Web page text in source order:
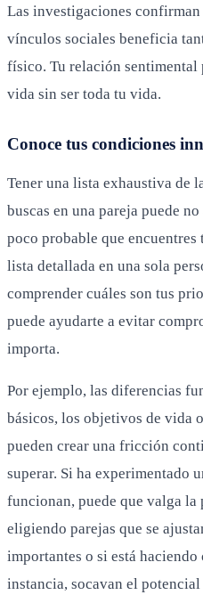
Las investigaciones confirman
vínculos sociales beneficia
físico. Tu relación sentimental
vida sin ser toda tu vida.
Conoce tus condiciones
Tener una lista exhaustiva de
buscas en una pareja puede
poco probable que encuentres
lista detallada en una sola
comprender cuáles son tus
puede ayudarte a evitar
importa.
Por ejemplo, las diferencias
básicos, los objetivos de vida
pueden crear una fricción
superar. Si ha experimentado
funcionan, puede que valga la
eligiendo parejas que se
importantes o si está
instancia, socavan el